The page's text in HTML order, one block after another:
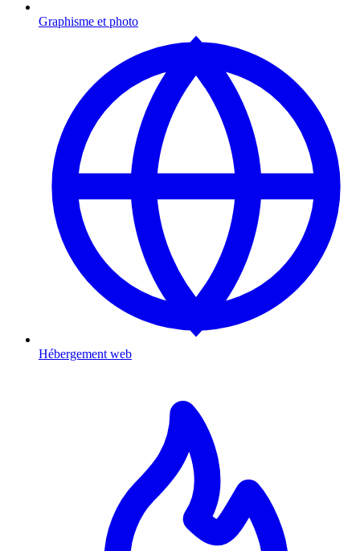
Graphisme et photo
Hébergement web